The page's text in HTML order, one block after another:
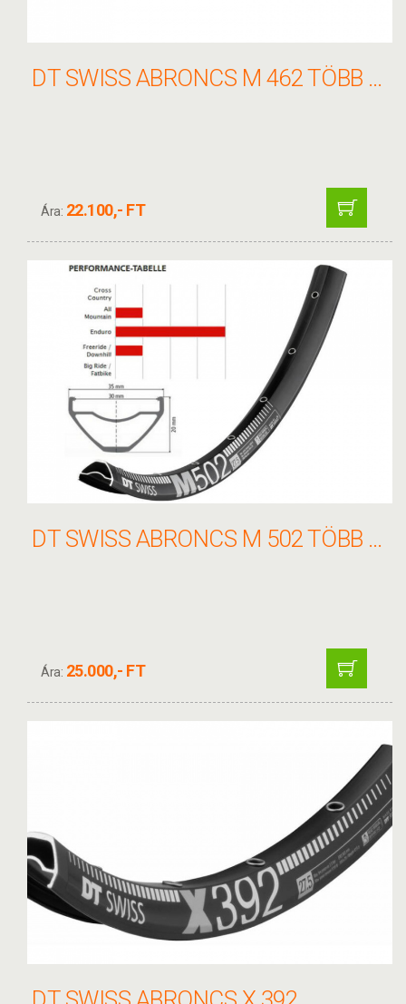
DT SWISS ABRONCS M 462 TÖBB MÉRET
Ára: 22.100,- FT
DT SWISS ABRONCS M 502 TÖBB MÉRET
Ára: 25.000,- FT